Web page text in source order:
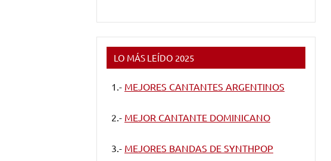
LO MÁS LEÍDO 2025
1.- MEJORES CANTANTES ARGENTINOS
2.- MEJOR CANTANTE DOMINICANO
3.- MEJORES BANDAS DE SYNTHPOP